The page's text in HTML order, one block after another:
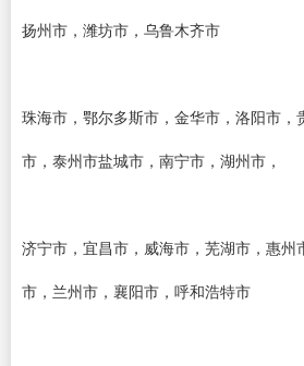
扬州市，潍坊市，乌鲁木齐市
珠海市，鄂尔多斯市，金华市，洛阳市，
市，泰州市盐城市，南宁市，湖州市，
济宁市，宜昌市，威海市，芜湖市，惠州
市，兰州市，襄阳市，呼和浩特市